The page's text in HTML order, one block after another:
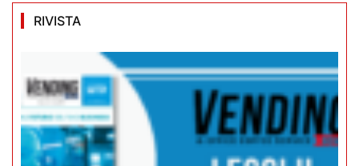
RIVISTA